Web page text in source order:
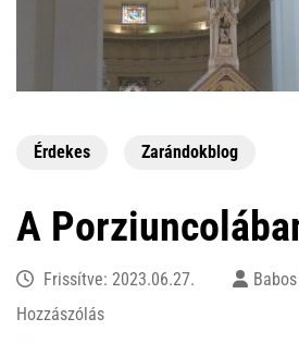
Érdekes Zarándokblog
A
Frissítve: 2023.06.27.
Hozzászólásekkor: